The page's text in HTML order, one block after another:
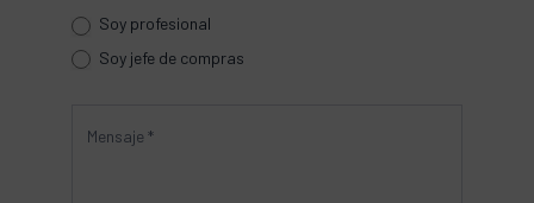
Soy profesional
Soy jefe de compras